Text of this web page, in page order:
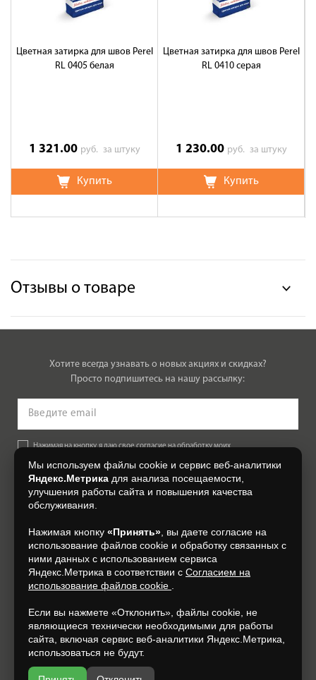
Цветная затирка для швов Perel
RL 0405 белая
1 321.00 руб. за штуку
Купить
Цветная затирка для швов Perel
RL 0410 серая
1 230.00 руб. за штуку
Купить
Отзывы о товаре
Хотите всегда узнавать о новых акциях и скидках?
Просто подпишитесь на нашу рассылку:
Нажимая на кнопку, я даю свое согласие на обработку моих
Согласии на обработку персональных данных.
+7 (4832) 300-007
Мы используем файлы cookie и сервис веб-аналитики
Яндекс.Метрика для анализа посещаемости,
улучшения работы сайта и повышения качества
обслуживания.
Нажимая кнопку «Принять» , вы даете согласие на
использование файлов cookie и обработку связанных с
ними данных с использованием сервиса
Яндекс.Метрика в соответствии с Согласием на
использование файлов cookie
Если вы нажмете «Отклонить», файлы cookie, не
являющиеся технически необходимыми для работы
сайта, включая сервис веб-аналитики Яндекс.Метрика,
использоваться не будут.